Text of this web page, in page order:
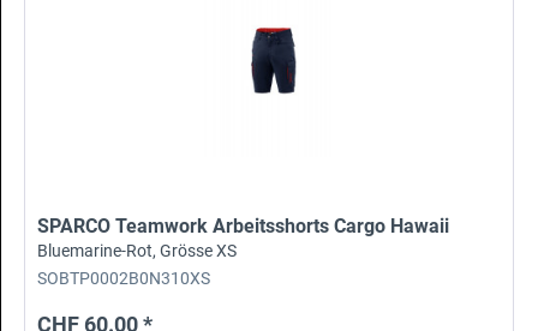
SPARCO Teamwork Arbeitsshorts Cargo Hawaii
Bluemarine-Rot, Grösse XS
SOBTP0002B0N310XS
CHF 60.00 *